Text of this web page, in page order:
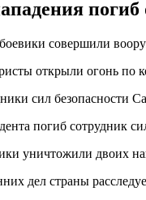
совершили
открыли огонь по
сил безопасности
погиб сотрудник
уничтожили двоих
дел страны